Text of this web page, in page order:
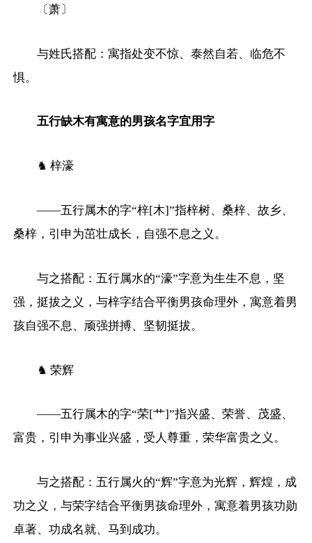
〔萧〕
与姓氏搭配：寓指处变不惊、泰然自若、临危不
惧。
五行缺木有寓意的男孩名字宜用字
♞ 梓濠
——五行属木的字“梓[木]”指梓树、桑梓、故乡、
桑梓，引申为茁壮成长，自强不息之义。
与之搭配：五行属水的“濠”字意为生生不息，坚
强，挺拔之义，与梓字结合平衡男孩命理外，寓意着男
孩自强不息、顽强拼搏、坚韧挺拔。
♞ 荣辉
——五行属木的字“荣[艹]”指兴盛、荣誉、茂盛、
富贵，引申为事业兴盛，受人尊重，荣华富贵之义。
与之搭配：五行属火的“辉”字意为光辉，辉煌，成
功之义，与荣字结合平衡男孩命理外，寓意着男孩功勋
卓著、功成名就、马到成功。